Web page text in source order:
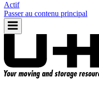
Actif
Passer au contenu principal